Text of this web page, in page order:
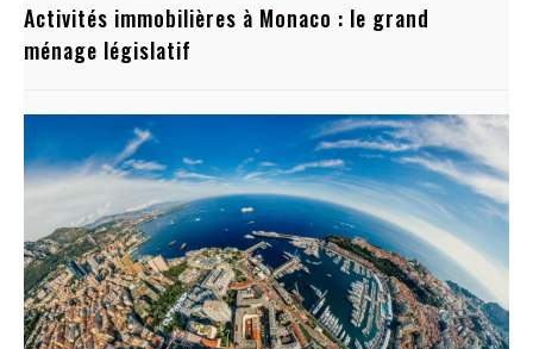
Activités immobilières à Monaco : le grand
ménage législatif